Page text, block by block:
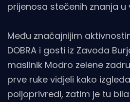
prijenosa stečenih znanja u
Među značajnijim
DOBRA i gosti iz Zavoda
maslinik Modro zelene
prve ruke vidjeli kako
poljoprivredi, zatim je tu